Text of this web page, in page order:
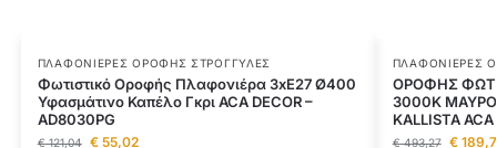
ΠΛΑΦΟΝΙΈΡΕΣ ΟΡΟΦΉΣ ΣΤΡΟΓΓΥΛΈΣ
Φωτιστικό Οροφής Πλαφονιέρα 3xE27 Ø400
Υφασμάτινο Καπέλο Γκρι ACA DECOR –
AD8030PG
€121,04 €55,02
ΠΛΑΦΟΝΙΈΡΕΣ
ΟΡΟΦΗΣ
3000K
KALLISTA
€493,27 €